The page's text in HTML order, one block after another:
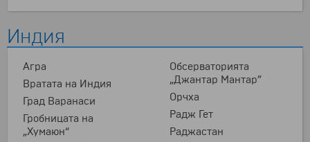
Индия
Агра
Вратата на Индия
Град Варанаси
Гробницата на
„Хумаюн“
Обсерваторията
„Джантар Мантар”
Орчха
Радж Гет
Раджастан